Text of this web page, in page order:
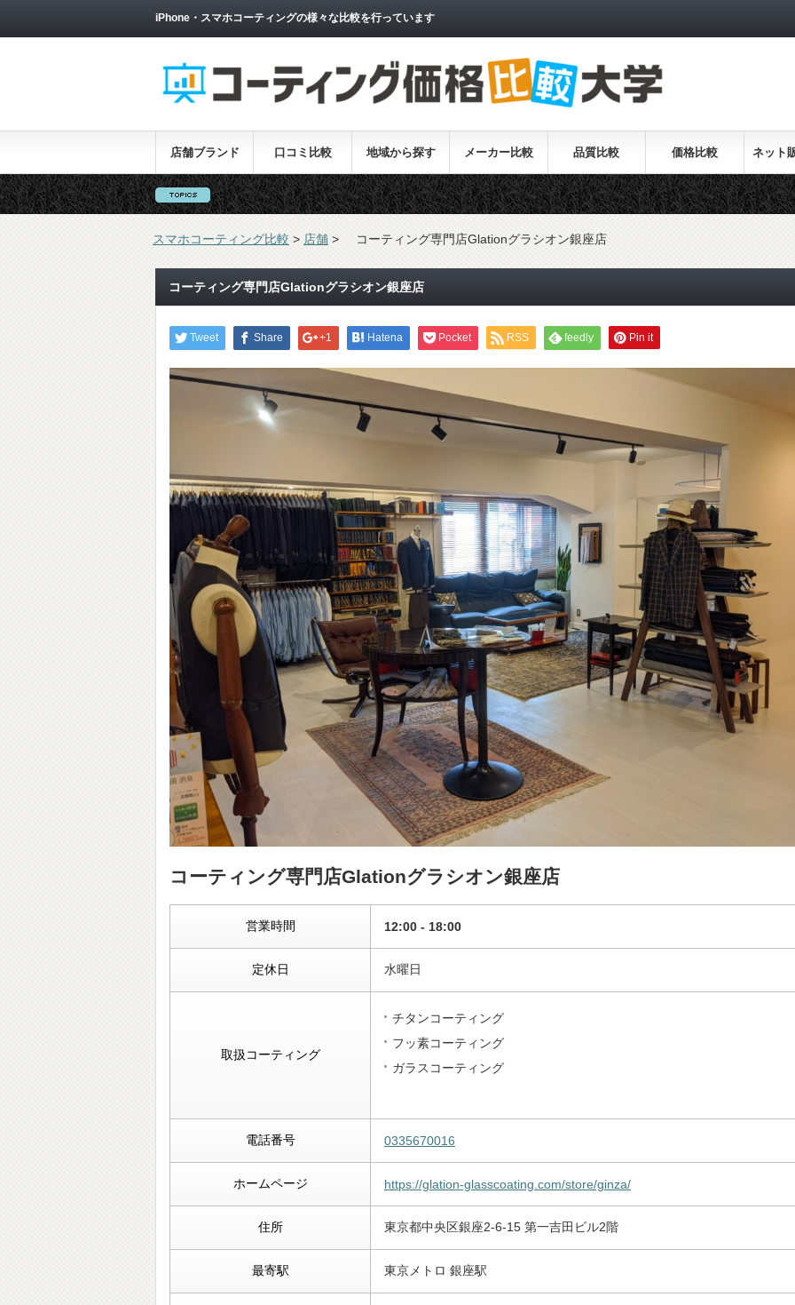
iPhone・スマホコーティングの様々な比較を行っています
店舗ブランド 口コミ比較 地域から探す メーカー比較 品質比較 価格比較 ネット
スマホコーティング比較 > 店舗 > コーティング専門店Glationグラシオン銀座店
コーティング専門店Glationグラシオン銀座店
Tweet Share +1 Hatena Pocket RSS feedly Pin it
コーティング専門店Glationグラシオン銀座店
営業時間 12:00 - 18:00
定休日 水曜日
取扱コーティング
チタンコーティング
フッ素コーティング
ガラスコーティング
電話番号 0335670016
ホームページ https://glation-glasscoating.com/store/ginza/
住所 東京都中央区銀座2-6-15 第一吉田ビル2階
最寄駅 東京メトロ 銀座駅